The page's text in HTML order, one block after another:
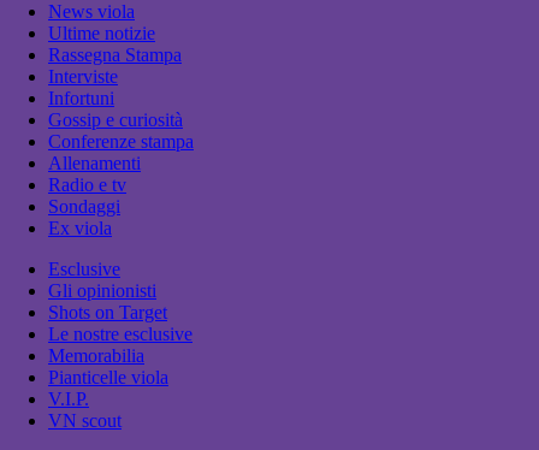
News viola
Ultime notizie
Rassegna Stampa
Interviste
Infortuni
Gossip e curiosità
Conferenze stampa
Allenamenti
Radio e tv
Sondaggi
Ex viola
Esclusive
Gli opinionisti
Shots on Target
Le nostre esclusive
Memorabilia
Pianticelle viola
V.I.P.
VN scout